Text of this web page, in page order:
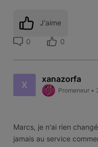
J'aime
0 0
X
xanazorfa
Promeneur •
Marcs, je n'ai rien
jamais au service